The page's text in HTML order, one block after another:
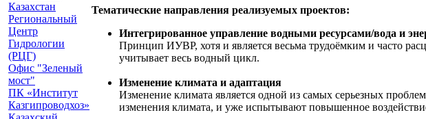
Казахстан
Региональный
Центр
Гидрологии
(РЦГ)
Офис "Зеленый
мост"
ПК «Институт
Казгипроводхоз»
Тематические направления реализуемых проектов:
Интегрированное управление водными ресурсами/вода и
Принцип ИУВР, хотя и является весьма трудоёмким и часто
учитывает весь водный цикл.
Изменение климата и адаптация
Изменение климата является одной из самых серьезных
изменения климата, и уже испытывают повышенное